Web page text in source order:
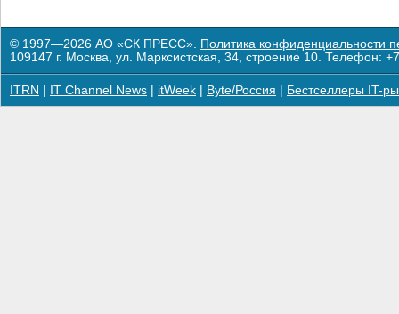
© 1997—2026 АО «СК ПРЕСС». Политика конфиденциальности
109147 г. Москва, ул. Марксистская, 34, строение 10. Телефон:
ITRN IT Channel News itWeek Byte/Россия Бестселлеры IT-